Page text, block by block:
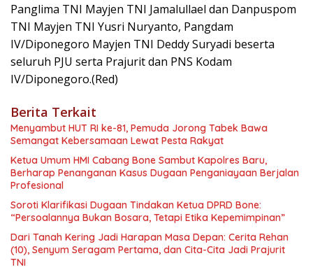
Panglima TNI Mayjen TNI Jamalullael dan Danpuspom
TNI Mayjen TNI Yusri Nuryanto, Pangdam
IV/Diponegoro Mayjen TNI Deddy Suryadi beserta
seluruh PJU serta Prajurit dan PNS Kodam
IV/Diponegoro.(Red)
Berita Terkait
Menyambut HUT RI ke-81, Pemuda Jorong Tabek Bawa
Semangat Kebersamaan Lewat Pesta Rakyat
Ketua Umum HMI Cabang Bone Sambut Kapolres Baru,
Berharap Penanganan Kasus Dugaan Penganiayaan Berjalan
Profesional
Soroti Klarifikasi Dugaan Tindakan Ketua DPRD Bone:
“Persoalannya Bukan Bosara, Tetapi Etika Kepemimpinan”
Dari Tanah Kering Jadi Harapan Masa Depan: Cerita Rehan
(10), Senyum Seragam Pertama, dan Cita-Cita Jadi Prajurit
TNI